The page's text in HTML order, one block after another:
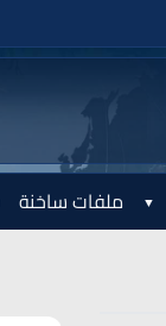
ملفات ساخنة